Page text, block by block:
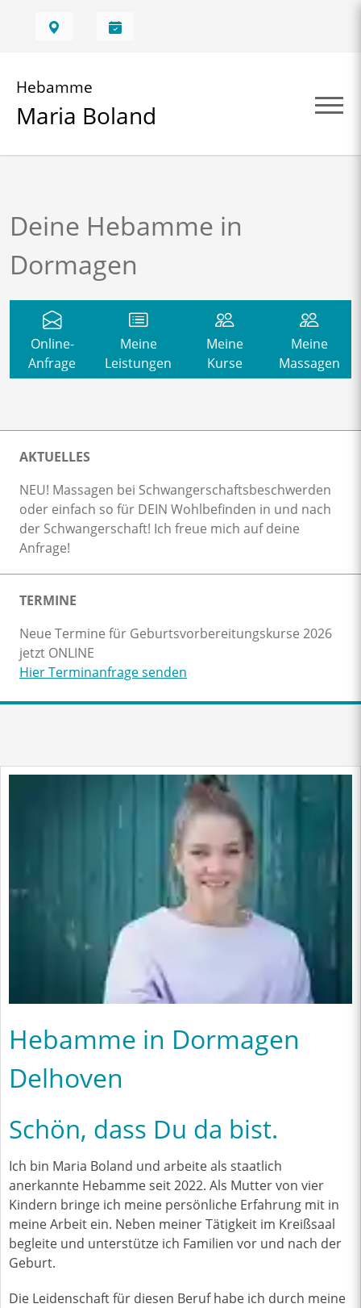
Hebamme
Maria Boland
Deine Hebamme in
Dormagen
Online-
Anfrage
Meine
Leistungen
Meine
Kurse
Meine
Massagen
AKTUELLES
NEU! Massagen bei Schwangerschaftsbeschwerden
oder einfach so für DEIN Wohlbefinden in und nach
der Schwangerschaft! Ich freue mich auf deine
Anfrage!
TERMINE
Neue Termine für Geburtsvorbereitungskurse 2026
jetzt ONLINE
Hier Terminanfrage senden
Hebamme in Dormagen
Delhoven
Schön, dass Du da bist.
Ich bin Maria Boland und arbeite als staatlich
anerkannte Hebamme seit 2022. Als Mutter von vier
Kindern bringe ich meine persönliche Erfahrung mit in
meine Arbeit ein. Neben meiner Tätigkeit im Kreißsaal
begleite und unterstütze ich Familien vor und nach der
Geburt.
Die Leidenschaft für diesen Beruf habe ich durch meine